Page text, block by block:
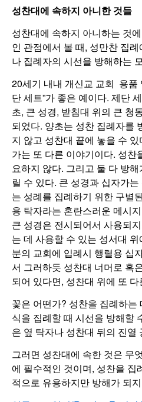
성찬대에 속하지 아니한것들
성찬대에 속하지 아니하는 것
인 관점에서 볼 때, 성만찬 집
나 집례자의 시선을 방해하는
20세기 내내 개신교 교회 용품
단 세트”가 좋은 예이다. 제단
초, 큰 성경, 받침대 위의 큰 청
되었다. 양초는 성찬 집례자를
지 않고 성찬대 끝에 놓을 수
가는 또 다른 이야기이다. 성찬
요하지 않다. 그리고 둘 다 방
릴 수 있다. 큰 성경과 십자가
는 성례를 집례하기 위한 구별
용 탁자라는 혼란스러운 메시
큰 성경은 전시되어서 사용되
는 데 사용할 수 있는 성서대
분의 교회에 입례시 행렬용 십
서 그러하듯 성찬대 너머로 혹
되어 있다면, 성찬대 위에 또
꽃은 어떤가? 성찬을 집례하
식을 집례할 때 시선을 방해할
은 옆 탁자나 성찬대 뒤의 진열
그러면 성찬대에 속한 것은 무
에 필수적인 것이며, 성찬을 집
적으로 유용하지만 방해가 되